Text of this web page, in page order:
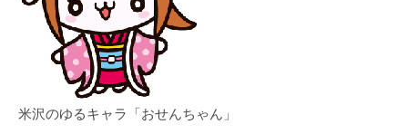
米沢のゆるキャラ「おせんちゃん」